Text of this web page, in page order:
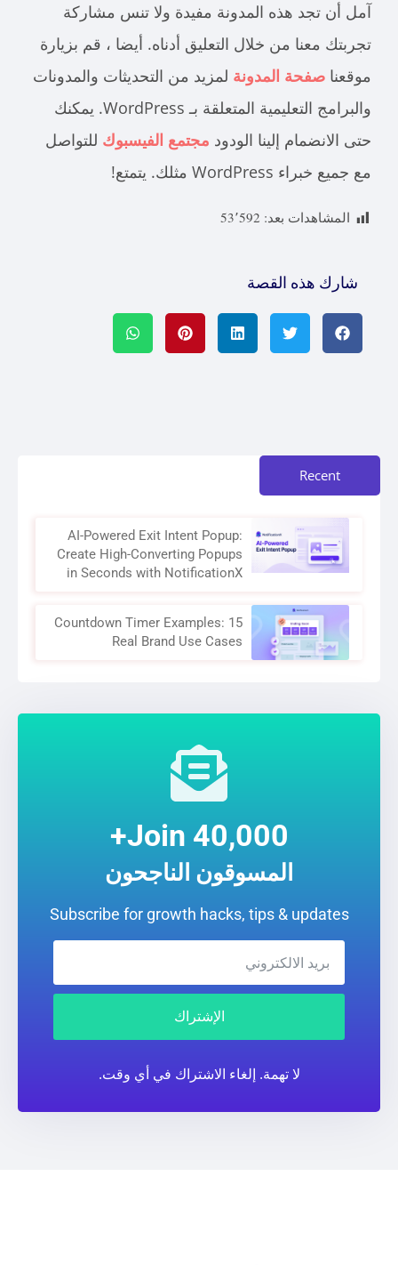
آمل أن تجد هذه المدونة مفيدة ولا تنس مشاركة
تجربتك معنا من خلال التعليق أدناه. أيضا ، قم بزيارة
موقعناصفحة المدونةلمزيد من التحديثات والمدونات
والبرامج التعليمية المتعلقة بـ WordPress. يمكنك
حتى الانضمام إلينا الودودمجتمع الفيسبوكللتواصل
مع جميع خبراء WordPress مثلك. يتمتع!
المشاهدات بعد: 53٬592
شارك هذه القصة
Recent
AI-Powered Exit Intent Popup:
Create High-Converting Popups
in Seconds with NotificationX
Countdown Timer Examples: 15
Real Brand Use Cases
Join 40,000+
المسوقون الناجحون
Subscribe for growth hacks, tips & updates
الإشتراك
لا تهمة. إلغاء الاشتراك في أي وقت.